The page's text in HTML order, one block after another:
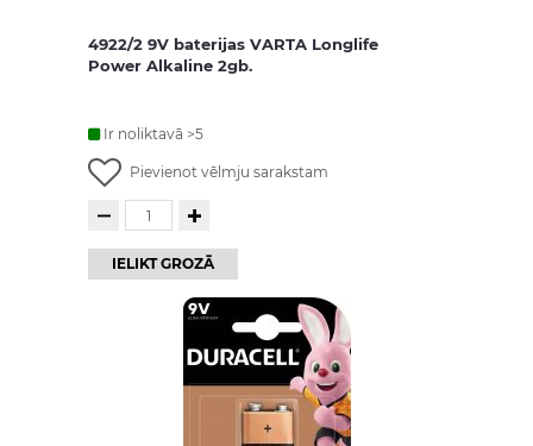
4922/2 9V baterijas VARTA Longlife
Power Alkaline 2gb.
Ir noliktavā >5
Pievienot vēlmju sarakstam
IELIKT GROZĀ